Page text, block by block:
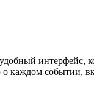
интерфейс,
каждом событии,